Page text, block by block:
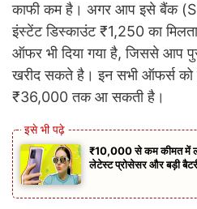
काफी कम है। अगर आप इसे बैंक
इंस्टेंट डिस्काउंट ₹1,250 का
ऑफर भी दिया गया है, जिससे आप
खरीद सकते है। इन सभी ऑफर्स को
₹36,000 तक आ सकती है।
₹10,000 से कम कीमत में
लेटेस्ट प्रोसेसर और बड़ी